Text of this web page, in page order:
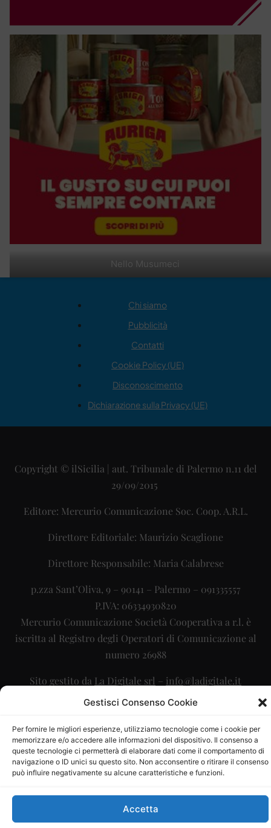
Gestisci Consenso Cookie
Per fornire le migliori esperienze, utilizziamo tecnologie come i cookie per
memorizzare e/o accedere alle informazioni del dispositivo. Il consenso a
queste tecnologie ci permetterà di elaborare dati come il comportamento di
navigazione o ID unici su questo sito. Non acconsentire o ritirare il consenso
può influire negativamente su alcune caratteristiche e funzioni.
Accetta
Nello Musumeci
Chi siamo
Pubblicità
Contatti
Cookie Policy (UE)
Disconoscimento
Dichiarazione sulla Privacy (UE)
Copyright © ilSicilia | aut. Tribunale di Palermo n.11 del
29/09/2015
Editore: Mercurio Comunicazione Soc. Coop. A.R.L.
Direttore Editoriale: Maurizio Scaglione
Direttore Responsabile: Maria Calabrese
p.zza Sant’Oliva, 9 – 90141 – Palermo – 091335557
P.IVA: 06334930820
Mercurio Comunicazione Società Cooperativa a r.l. è
iscritta al Registro degli Operatori di Comunicazione al
numero 26988
Sito gestito da La Digitale srl – info@ladigitale.it